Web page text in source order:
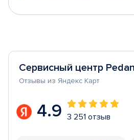
Сервисный центр
Отзывы из Яндекс Карт
4.9 3 251 отзыв